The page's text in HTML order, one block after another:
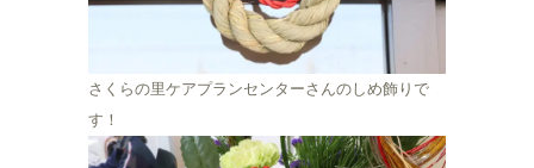
さくらの里ケアプランセンターさんのしめ飾りで
す！